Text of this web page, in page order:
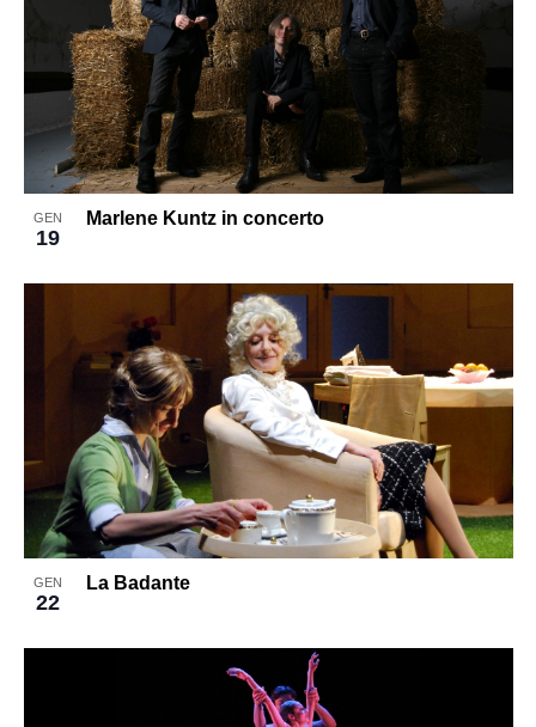
GEN
19
Marlene Kuntz in concerto
GEN
22
La Badante